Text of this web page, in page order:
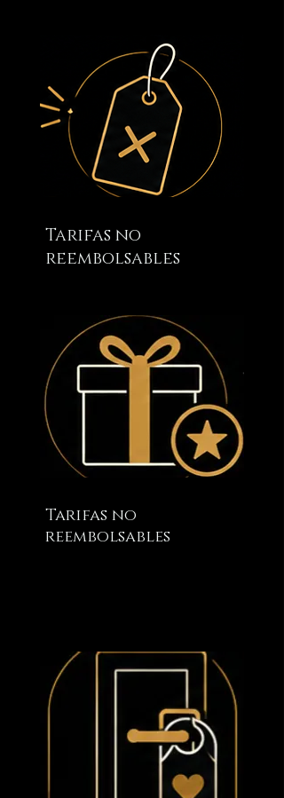
Tarifas no
reembolsables
Tarifas no
reembolsables